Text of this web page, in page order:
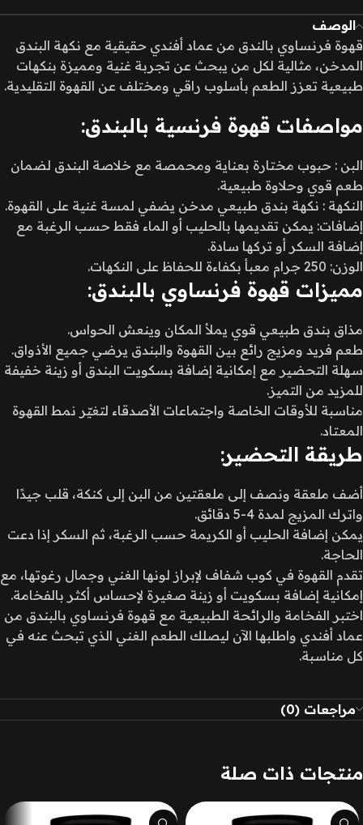
كواليتي
جرام
الوصف
قهوة فرنساوي بالندق من عماد أفندي حقيقية مع نكهة البندق
المدخن، مثالية لكل من يبحث عن تجربة غنية ومميزة بنكهات
طبيعية تعزز الطعم بأسلوب راقي ومختلف عن القهوة التقليدية.
مواصفات قهوة فرنسية بالبندق:
البن : حبوب مختارة بعناية ومحمصة مع خلاصة البندق لضمان
طعم قوي وحلاوة طبيعية.
النكهة : نكهة بندق طبيعي مدخن يضفي لمسة غنية على القهوة.
إضافات: يمكن تقديمها بالحليب أو الماء فقط حسب الرغبة مع
إضافة السكر أو تركها سادة.
الوزن: 250 جرام معبأ بكفاءة للحفاظ على النكهات.
مميزات قهوة فرنساوي بالبندق:
مذاق بندق طبيعي قوي يملأ المكان وينعش الحواس.
طعم فريد ومزيج رائع بين القهوة والبندق يرضي جميع الأذواق.
سهلة التحضير مع إمكانية إضافة بسكويت البندق أو زينة خفيفة
للمزيد من التميز.
مناسبة للأوقات الخاصة واجتماعات الأصدقاء لتغيّر نمط القهوة
المعتاد.
طريقة التحضير:
أضف ملعقة ونصف إلى ملعقتين من البن إلى كنكة، قلب جيدًا
واترك المزيج لمدة 4-5 دقائق.
يمكن إضافة الحليب أو الكريمة حسب الرغبة، ثم السكر إذا دعت
الحاجة.
تقدم القهوة في كوب شفاف لإبراز لونها الغني وجمال رغوتها، مع
إمكانية إضافة بسكويت أو زينة صغيرة لإحساس أكثر بالفخامة.
اختبر الفخامة والرائحة الطبيعية مع قهوة فرنساوي بالبندق من
عماد أفندي واطلبها الآن ليصلك الطعم الغني الذي تبحث عنه في
كل مناسبة.
مراجعات (0)
منتجات ذات صلة